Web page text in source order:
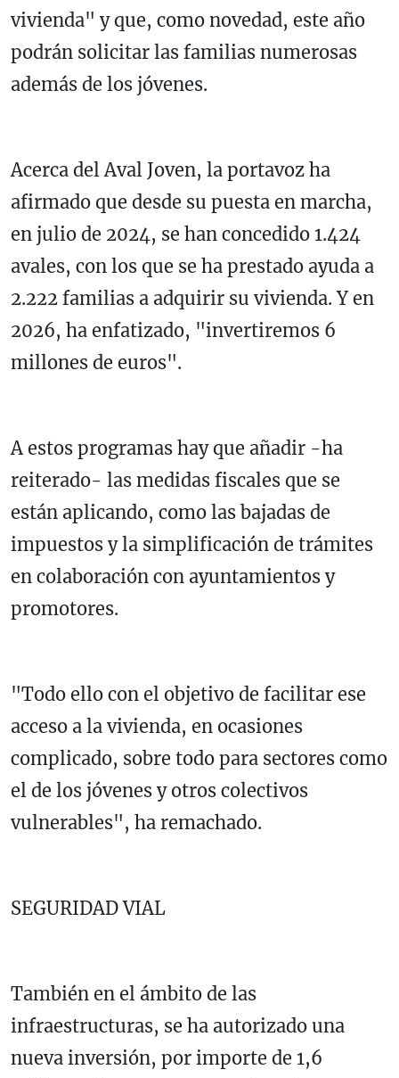
vivienda" y que, como novedad, este año
podrán solicitar las familias numerosas
además de los jóvenes.
Acerca del Aval Joven, la portavoz ha
afirmado que desde su puesta en marcha,
en julio de 2024, se han concedido 1.424
avales, con los que se ha prestado ayuda a
2.222 familias a adquirir su vivienda. Y en
2026, ha enfatizado, "invertiremos 6
millones de euros".
A estos programas hay que añadir -ha
reiterado- las medidas fiscales que se
están aplicando, como las bajadas de
impuestos y la simplificación de trámites
en colaboración con ayuntamientos y
promotores.
"Todo ello con el objetivo de facilitar ese
acceso a la vivienda, en ocasiones
complicado, sobre todo para sectores como
el de los jóvenes y otros colectivos
vulnerables", ha remachado.
SEGURIDAD VIAL
También en el ámbito de las
infraestructuras, se ha autorizado una
nueva inversión, por importe de 1,6